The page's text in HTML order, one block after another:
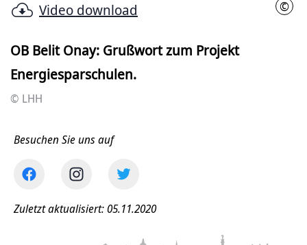
©LHH
Video download
OB Belit Onay: Grußwort zum Projekt
Energiesparschulen.
© LHH
Besuchen Sie uns auf
Zuletzt aktualisiert: 05.11.2020